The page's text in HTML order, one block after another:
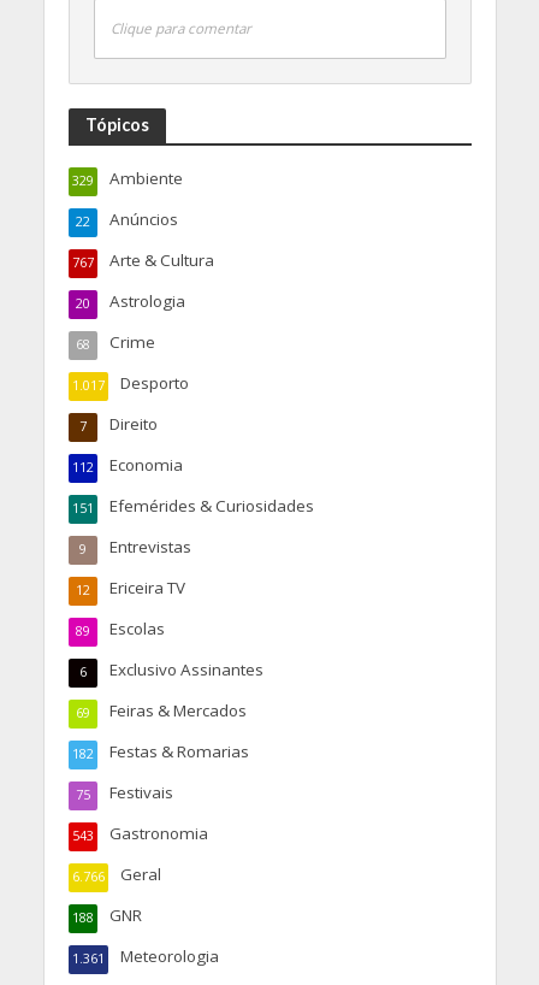
Clique para comentar
Tópicos
Ambiente
329
Anúncios
22
Arte & Cultura
767
Astrologia
20
Crime
68
Desporto
1.017
Direito
7
Economia
112
Efemérides & Curiosidades
151
Entrevistas
9
Ericeira TV
12
Escolas
89
Exclusivo Assinantes
6
Feiras & Mercados
69
Festas & Romarias
182
Festivais
75
Gastronomia
543
Geral
6.766
GNR
188
Meteorologia
1.361